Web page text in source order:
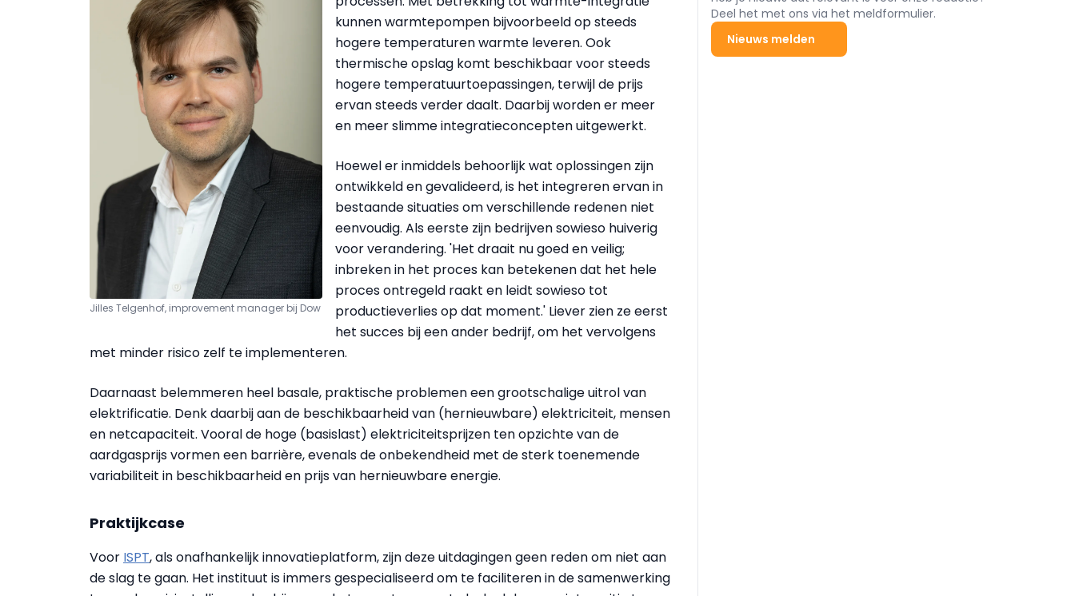
Jilles Telgenhof, improvement manager bij Dow
kunnen warmtepompen bijvoorbeeld op steeds
hogere temperaturen warmte leveren. Ook
thermische opslag komt beschikbaar voor steeds
hogere temperatuurtoepassingen, terwijl de prijs
ervan steeds verder daalt. Daarbij worden er meer
en meer slimme integratieconcepten uitgewerkt.
Hoewel er inmiddels behoorlijk wat oplossingen zijn
ontwikkeld en gevalideerd, is het integreren ervan in
bestaande situaties om verschillende redenen niet
eenvoudig. Als eerste zijn bedrijven sowieso huiverig
voor verandering. 'Het draait nu goed en veilig;
inbreken in het proces kan betekenen dat het hele
proces ontregeld raakt en leidt sowieso tot
productieverlies op dat moment.' Liever zien ze eerst
het succes bij een ander bedrijf, om het vervolgens
met minder risico zelf te implementeren.
Daarnaast belemmeren heel basale, praktische problemen een grootschalige uitrol van
elektrificatie. Denk daarbij aan de beschikbaarheid van (hernieuwbare) elektriciteit, mensen
en netcapaciteit. Vooral de hoge (basislast) elektriciteitsprijzen ten opzichte van de
aardgasprijs vormen een barrière, evenals de onbekendheid met de sterk toenemende
variabiliteit in beschikbaarheid en prijs van hernieuwbare energie.
Praktijkcase
Voor ISPT, als onafhankelijk innovatieplatform, zijn deze uitdagingen geen reden om niet aan
de slag te gaan. Het instituut is immers gespecialiseerd om te faciliteren in de samenwerking
door ...
Deel het met ons via het meldformulier.
Nieuws melden